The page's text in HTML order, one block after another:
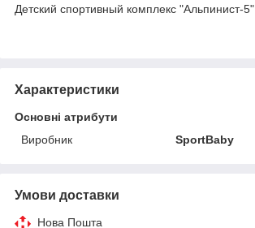
Детский спортивный комплекс "Альпинист-5"
Характеристики
Основні атрибути
Виробник
SportBaby
Умови доставки
Нова Пошта